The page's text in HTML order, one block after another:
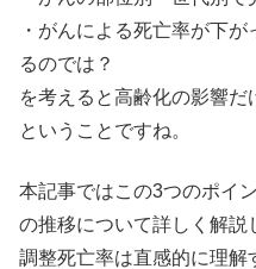
・がんによる死亡率が下
るのでは？
を考えると高齢化の影響だ
ということですね。
本記事ではこの3つのポイ
の推移について詳しく解説
調整死亡率は直感的に理